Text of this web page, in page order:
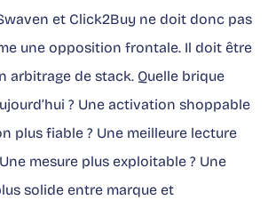
et Click2Buy ne doit donc pas
une opposition frontale. Il doit être
arbitrage de stack. Quelle brique
? Une activation shoppable
plus fiable ? Une meilleure lecture
mesure plus exploitable ? Une
solide entre marque et